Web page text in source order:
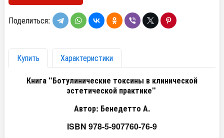
Поделиться:
Купить
Характеристики
Книга "Ботулинические токсины в клинической
эстетической практике"
Автор: Бенедетто А.
ISBN 978-5-907760-76-9